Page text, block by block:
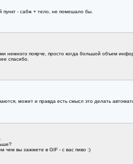
пункт - сабж + тело, не помешало бы.
немного поярче, просто когда большой объем
спасибо.
может и правда есть смысл это делать
чем вы зажмете в GIF - с вас пиво :)